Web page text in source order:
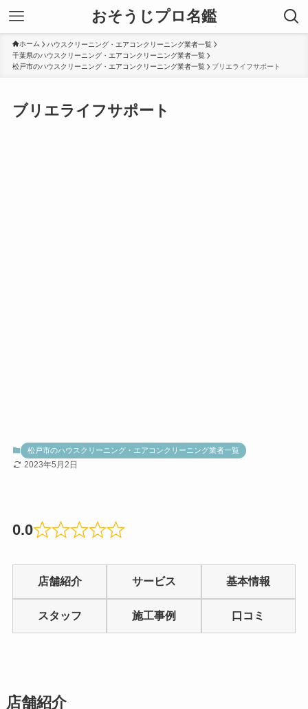
おそうじプロ名鑑
ホーム
ハウスクリーニング・エアコンクリーニング業者一覧
千葉県のハウスクリーニング・エアコンクリーニング業者一覧
松戸市のハウスクリーニング・エアコンクリーニング業者一覧
ブリエライフサポート
ブリエライフサポート
松戸市のハウスクリーニング・エアコンクリーニング業者一覧
2023年5月2日
0.0
Rated
0.0
out
店舗紹介 サービス 基本情報
スタッフ 施工事例 口コミ
店舗紹介